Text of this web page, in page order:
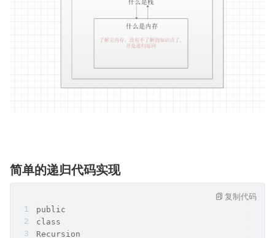
简单的递归代码实现
public
class
Recursion
复制代码